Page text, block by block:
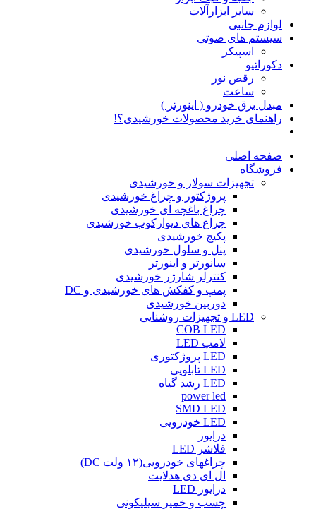
سایر ابزارآلات
لوازم جانبی
سیستم های صوتی
اسپیکر
دکوراتیو
رقص نور
ساعت
مبدل برق خودرو ( اینورتر )
راهنمای خرید محصولات خورشیدی؟!
صفحه اصلی
فروشگاه
تجهیزات سولار و خورشیدی
پروژکتور و چراغ خورشیدی
چراغ باغچه ای خورشیدی
چراغ های دیوارکوب خورشیدی
پکیج خورشیدی
پنل و سلول خورشیدی
سانورتر و اینورتر
کنترلر شارژر خورشیدی
پمپ و کفکش های خورشیدی و DC
دوربین خورشیدی
LED و تجهیزات روشنایی
COB LED
لامپ LED
LED پروژکتوری
LED تابلویی
LED رشد گیاه
power led
SMD LED
LED خودرویی
درایور
فلاشر LED
چراغهای خودرویی(۱۲ ولت DC)
ال ای دی هدلایت
درایور LED
چسب و خمیر سیلیکونی